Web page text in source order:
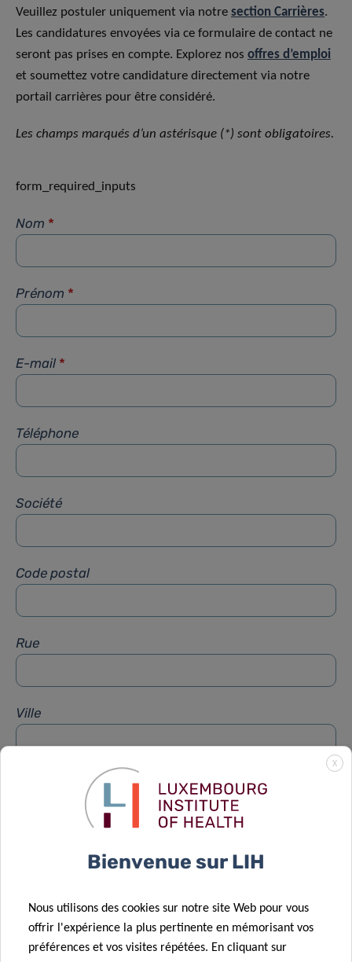
Veuillez postuler uniquement via notre section Carrières.
Les candidatures envoyées via ce formulaire de contact ne
seront pas prises en compte. Explorez nos offres d’emploi
et soumettez votre candidature directement via notre
portail carrières pour être considéré.
Les champs marqués d’un astérisque (*) sont obligatoires.
form_required_inputs
Nom *
Prénom *
E-mail *
Téléphone
Société
Code postal
Rue
Ville
X
Bienvenue sur LIH
Nous utilisons des cookies sur notre site Web pour vous
offrir l'expérience la plus pertinente en mémorisant vos
préférences et vos visites répétées. En cliquant sur